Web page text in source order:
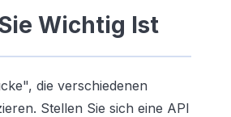
Wichtig Ist
die verschiedenen
Stellen Sie sich eine API